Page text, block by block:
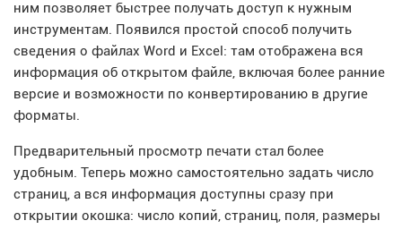
ним позволяет быстрее получать доступ к нужным
инструментам. Появился простой способ получить
сведения о файлах Word и Excel: там отображена вся
информация об открытом файле, включая более ранние
версие и возможности по конвертированию в другие
форматы.
Предварительный просмотр печати стал более
удобным. Теперь можно самостоятельно задать число
страниц, а вся информация доступны сразу при
открытии окошка: число копий, страниц, поля, размеры